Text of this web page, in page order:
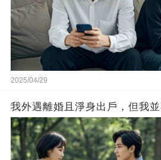
2025/04/29
我外遇離婚且淨身出戶，但我